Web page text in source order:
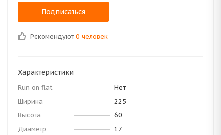
Подписаться
Рекомендуют 0 человек
Характеристики
Run on flat
Нет
Ширина
225
Высота
60
Диаметр
17